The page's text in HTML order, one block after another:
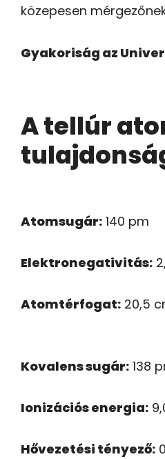
közepesen
Gyakoriság az
A tellúr
Atomsugár: 140 pm
Elektronegativitás:
Atomtérfogat: 20,5
Kovalens sugár: 138
Ionizációs energia:
Hővezetési tényező: